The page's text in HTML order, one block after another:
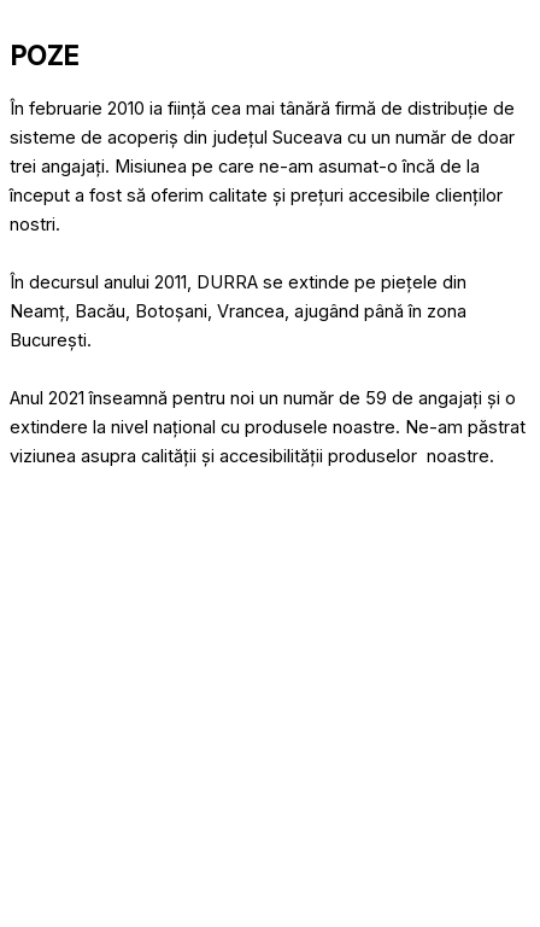
POZE
În februarie 2010 ia ființă cea mai tânără firmă de distribuție de
sisteme de acoperiș din județul Suceava cu un număr de doar
trei angajați. Misiunea pe care ne-am asumat-o încă de la
început a fost să oferim calitate și prețuri accesibile clienților
nostri.
În decursul anului 2011, DURRA se extinde pe piețele din
Neamț, Bacău, Botoșani, Vrancea, ajugând până în zona
București.
Anul 2021 înseamnă pentru noi un număr de 59 de angajați și o
extindere la nivel național cu produsele noastre. Ne-am păstrat
viziunea asupra calității și accesibilității produselor noastre.